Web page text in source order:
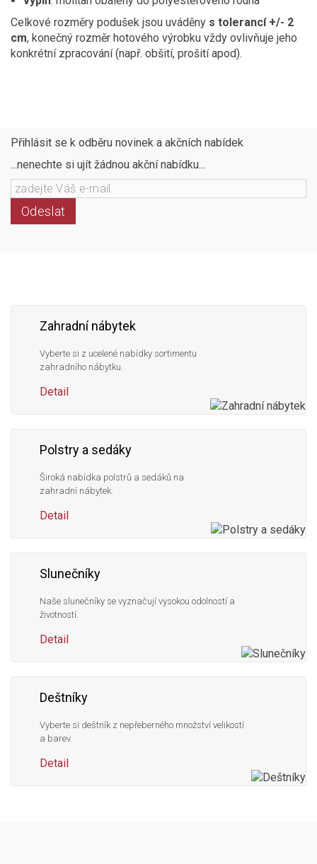
Celkové rozměry podušek jsou uváděny s tolerancí +/- 2
cm, konečný rozměr hotového výrobku vždy ovlivňuje jeho
konkrétní zpracování (např. obšití, prošití apod).
Přihlásit se k odběru novinek a akčních nabídek
...nenechte si ujít žádnou akční nabídku...
Odeslat
Zahradní nábytek
Vyberte si z ucelené nabídky sortimentu
zahradního nábytku.
Detail
Polstry a sedáky
Široká nabídka polstrů a sedáků na
zahradní nábytek.
Detail
Slunečníky
Naše slunečníky se vyznačují vysokou odolností a
životností.
Detail
Deštníky
Vyberte si deštník z nepřeberného množství velikostí
a barev.
Detail